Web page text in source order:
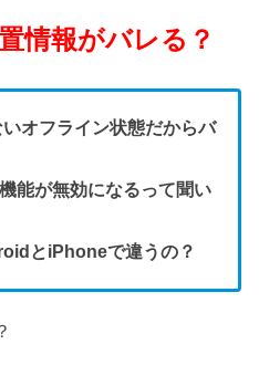
情報がバレる？
オフライン状態だからバ
能が無効になるって聞い
とiPhoneで違うの？